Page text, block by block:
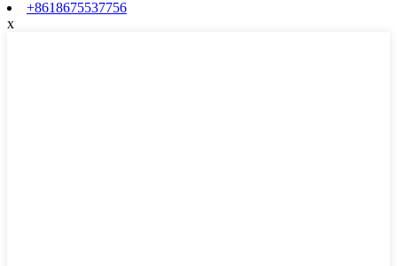
+8618675537756
x